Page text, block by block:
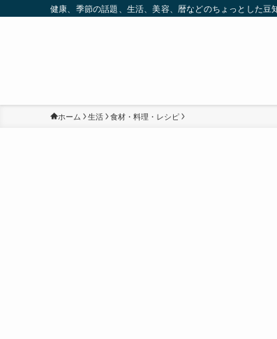
健康、季節の話題、生活、美容、暦などのちょっとした豆
ホーム 生活 食材・料理・レシピ